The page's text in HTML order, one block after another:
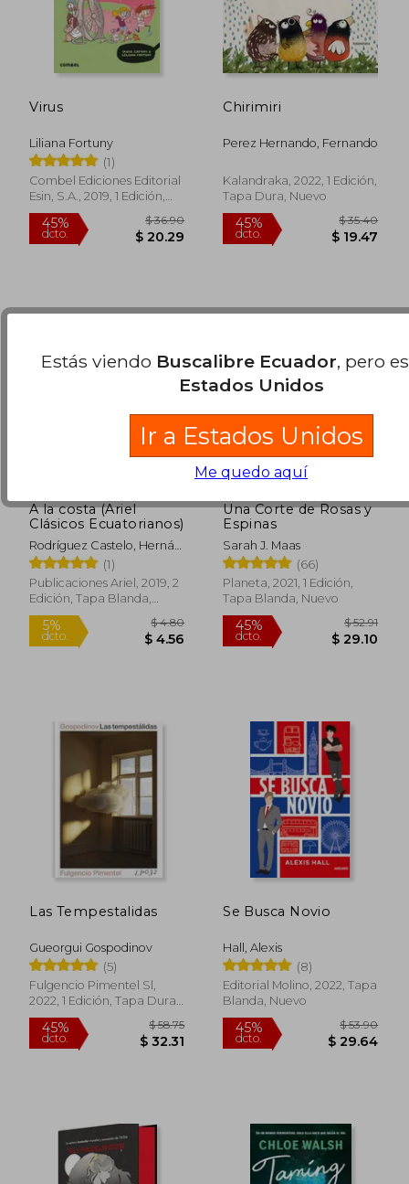
45%
dcto. $ 31.08 dcto. $
45%
dcto. $ 30.15
40%
dcto. $
Virus
Liliana Fortuny
(1)
Combel Ediciones Editorial
Esin, S.A., 2019, 1 Edición,
Tapa Blanda, Nuevo
Chirimiri
Perez Hernando, Fernando
Kalandraka, 2022, 1 Edición,
Tapa Dura, Nuevo
A la costa (Ariel
Clásicos Ecuatorianos)
Rodríguez Castelo, Hernán
; Jácome, Nelson ;
Martínez, Luis A.
(1)
Publicaciones Ariel, 2019, 2
Edición, Tapa Blanda,
Nuevo
Una Corte de Rosas y
Espinas
Sarah J. Maas
(66)
Planeta, 2021, 1 Edición,
Tapa Blanda, Nuevo
Las Tempestalidas
Gueorgui Gospodinov
(5)
Fulgencio Pimentel Sl,
2022, 1 Edición, Tapa Dura,
Nuevo
Se Busca Novio
Hall, Alexis
(8)
Editorial Molino, 2022, Tapa
Blanda, Nuevo
Estás viendo Buscalibre Ecuador, pero
Estados Unidos
Ir a Estados Unidos
Me quedo aquí